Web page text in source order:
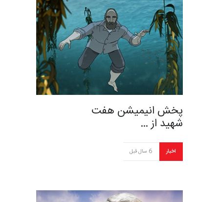
پخش انیمیشن هفت
شهید از …
اخبار 6 سال قبل